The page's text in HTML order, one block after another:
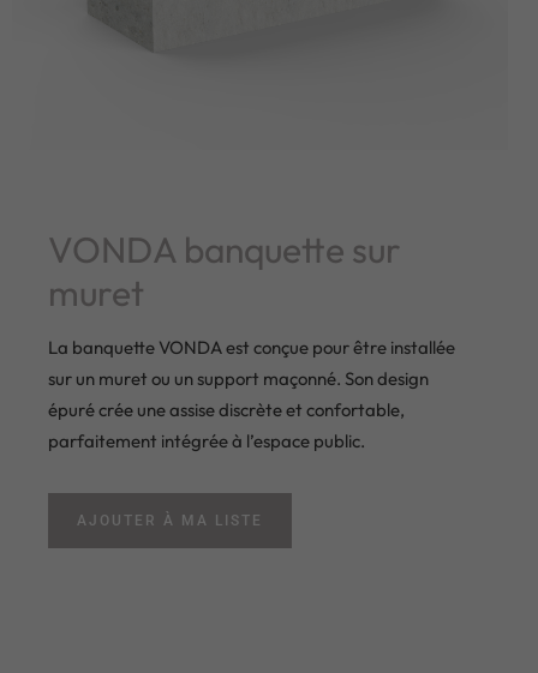
VONDA banquette sur
muret
La banquette VONDA est conçue pour être installée
sur un muret ou un support maçonné. Son design
épuré crée une assise discrète et confortable,
parfaitement intégrée à l’espace public.
AJOUTER À MA LISTE